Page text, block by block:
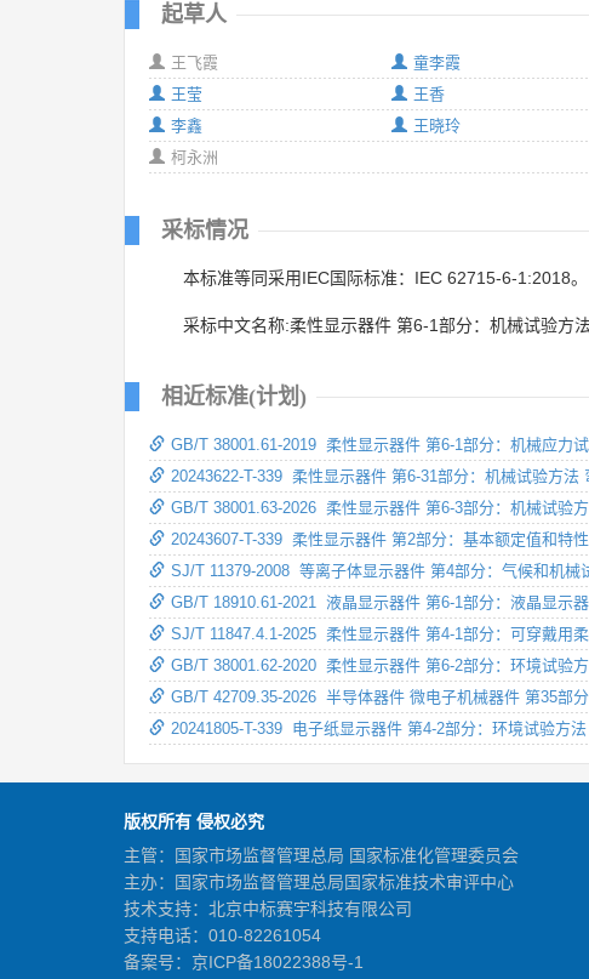
起草人
王飞霞
童李霞
王莹
王香
李鑫
王晓玲
柯永洲
采标情况
本标准等同采用IEC国际标准：IEC 62715-6-1:2018。
采标中文名称:柔性显示器件 第6-1部分：机械试验方法
相近标准(计划)
GB/T 38001.61-2019 柔性显示器件 第6-1部分：机械应力
20243622-T-339 柔性显示器件 第6-31部分：机械试验方法
GB/T 38001.63-2026 柔性显示器件 第6-3部分：机械试验
20243607-T-339 柔性显示器件 第2部分：基本额定值和特性
SJ/T 11379-2008 等离子体显示器件 第4部分：气候和机械
GB/T 18910.61-2021 液晶显示器件 第6-1部分：液晶显示
SJ/T 11847.4.1-2025 柔性显示器件 第4-1部分：可穿戴用
GB/T 38001.62-2020 柔性显示器件 第6-2部分：环境试验
GB/T 42709.35-2026 半导体器件 微电子机械器件 第35部
20241805-T-339 电子纸显示器件 第4-2部分：环境试验方法
版权所有 侵权必究
主管：国家市场监督管理总局 国家标准化管理委员会
主办：国家市场监督管理总局国家标准技术审评中心
技术支持：北京中标赛宇科技有限公司
支持电话：010-82261054
备案号： 京ICP备18022388号-1